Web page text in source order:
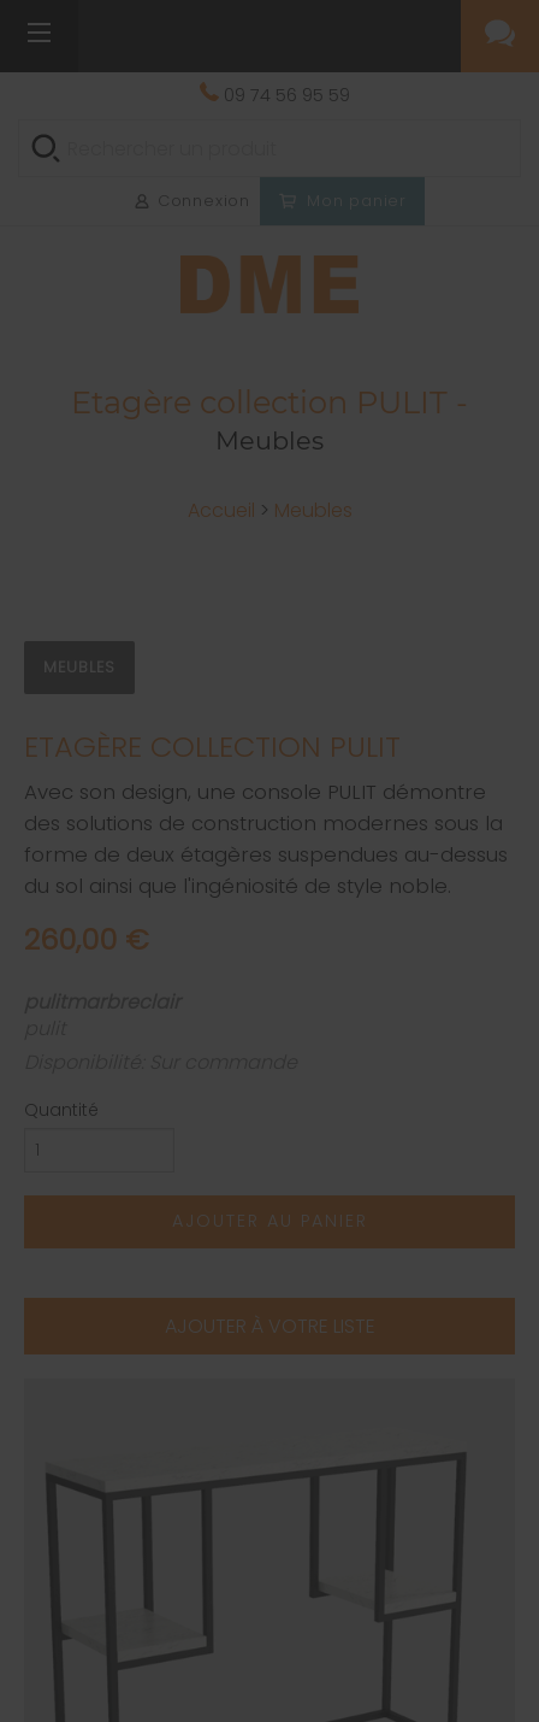
09 74 56 95 59
Connexion
Etagère collection PULIT -
Meubles
Accueil > Meubles
MEUBLES
ETAGÈRE COLLECTION PULIT
Avec son design, une console PULIT démontre
des solutions de construction modernes sous la
forme de deux étagères suspendues au-dessus
du sol ainsi que l'ingéniosité de style noble.
260,00 €
Quantité
AJOUTER AU PANIER
AJOUTER À VOTRE LISTE